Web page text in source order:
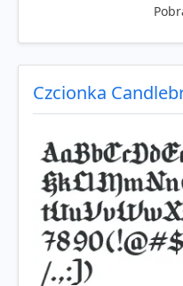
Czcionka